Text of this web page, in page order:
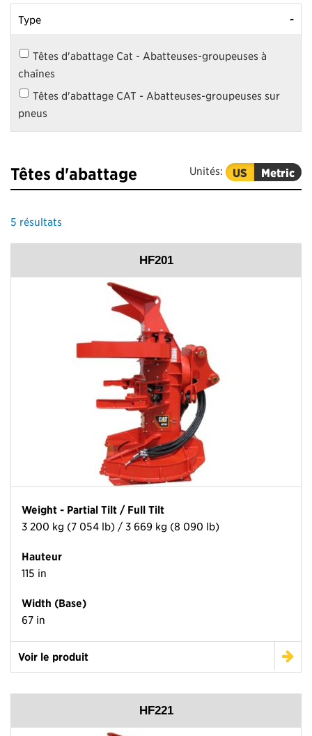
Type -
Têtes d'abattage Cat - Abatteuses-groupeuses à
chaînes
Têtes d'abattage CAT - Abatteuses-groupeuses sur
pneus
Unités: US Metric
Têtes d'abattage
5 résultats
HF201
Weight - Partial Tilt / Full Tilt
3 200 kg (7 054 lb) / 3 669 kg (8 090 lb)
Hauteur
115 in
Width (Base)
67 in
Voir le produit
HF221